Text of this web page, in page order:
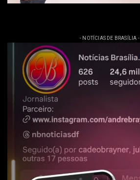
- NOTÍCIAS DE BRASÍLIA -